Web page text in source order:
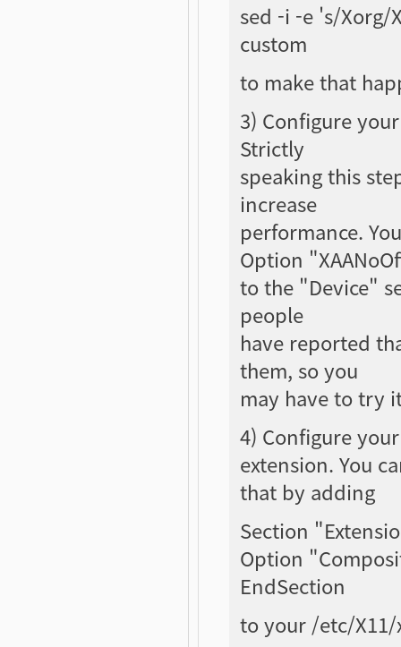
sed -i -e 's/
custom
to make that
3) Configure
Strictly
speaking this
increase
performance.
Option
to the "Device"
people
have reported
them, so you
may have to try
4) Configure
extension. You
that by adding
Section
Option
EndSection
to your /etc/